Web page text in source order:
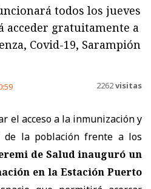
todos los jueves
acceder gratuitamente a
Covid-19, Sarampión
2262visitas
el acceso a la inmunización y
de la población frente a los
de Salud inauguró un
en la Estación Puerto